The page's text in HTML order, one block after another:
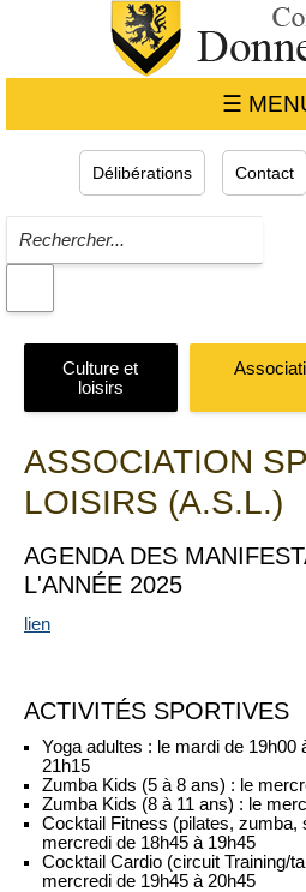
☰
Délibérations Contact
Culture et
loisirs
ASSOCIATION
LOISIRS (A.S.L.)
AGENDA DES
L'ANNÉE 2025
lien
ACTIVITÉS SPORTIVES
Yoga adultes : le mardi de 19h00
21h15
Zumba Kids (5 à 8 ans) : le
Zumba Kids (8 à 11 ans) : le
Cocktail Fitness (pilates, zumba,
mercredi de 18h45 à 19h45
Cocktail Cardio (circuit Training/
mercredi de 19h45 à 20h45